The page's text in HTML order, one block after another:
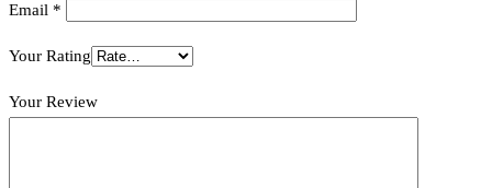
Email *
Your Rating
Your Review